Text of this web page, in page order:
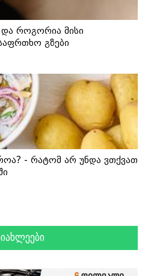
როგორია მისი
გზები
- რატომ არ უნდა ვთქვათ